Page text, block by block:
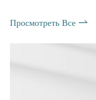
Просмотреть Все 